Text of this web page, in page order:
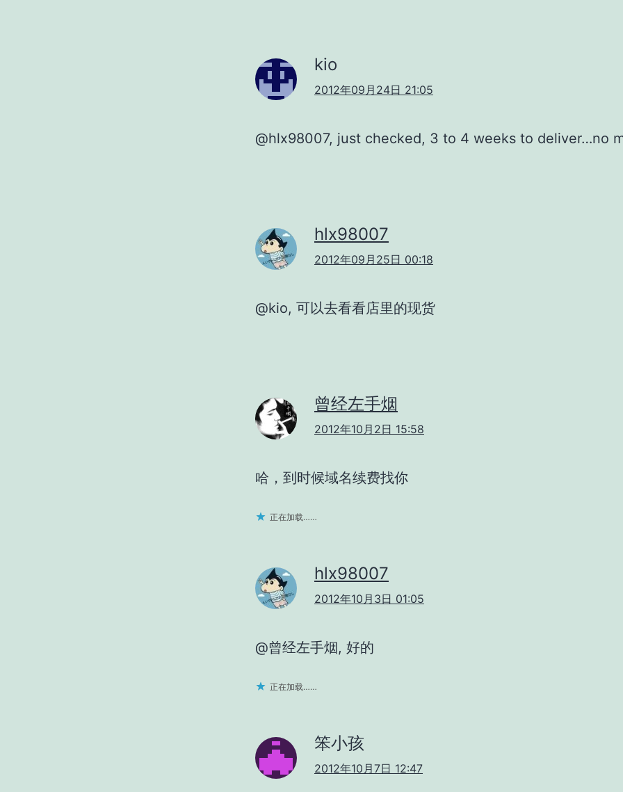
kio
2012年09月24日 21:05
@hlx98007, just checked, 3 to 4 weeks to deliver…no
hlx98007
2012年09月25日 00:18
@kio, 可以去看看店里的现货
曾经左手烟
2012年10月2日 15:58
哈，到时候域名续费找你
正在加载……
hlx98007
2012年10月3日 01:05
@曾经左手烟, 好的
正在加载……
笨小孩
2012年10月7日 12:47